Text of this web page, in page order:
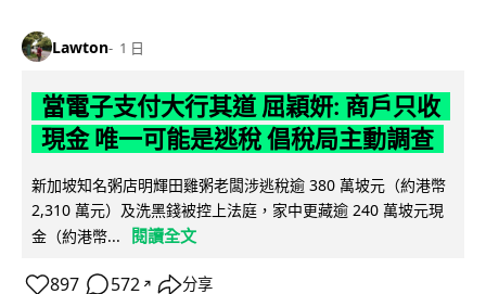
Lawton 1 日
當電子支付大行其道 屈穎妍: 商戶只收
現金 唯一可能是逃稅 倡稅局主動調查
新加坡知名粥店明輝田雞粥老闆涉逃稅逾 380 萬坡元（約港幣
2,310 萬元）及洗黑錢被控上法庭，家中更藏逾 240 萬坡元現
金（約港幣...
閱讀全文
897 572 ↗ 分享